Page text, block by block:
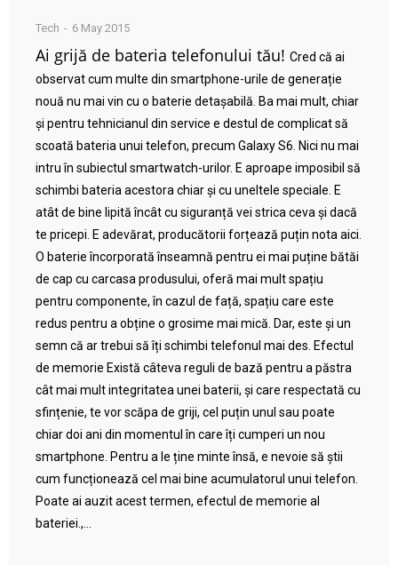
Tech 6 May 2015
Ai grijă de bateria telefonului tău! Cred că ai
observat cum multe din smartphone-urile de generație
nouă nu mai vin cu o baterie detașabilă. Ba mai mult, chiar
și pentru tehnicianul din service e destul de complicat să
scoată bateria unui telefon, precum Galaxy S6. Nici nu mai
intru în subiectul smartwatch-urilor. E aproape imposibil să
schimbi bateria acestora chiar și cu uneltele speciale. E
atât de bine lipită încât cu siguranță vei strica ceva și dacă
te pricepi. E adevărat, producătorii forțează puțin nota aici.
O baterie încorporată înseamnă pentru ei mai puține bătăi
de cap cu carcasa produsului, oferă mai mult spațiu
pentru componente, în cazul de față, spațiu care este
redus pentru a obține o grosime mai mică. Dar, este și un
semn că ar trebui să îți schimbi telefonul mai des. Efectul
de memorie Există câteva reguli de bază pentru a păstra
cât mai mult integritatea unei baterii, și care respectată cu
sfințenie, te vor scăpa de griji, cel puțin unul sau poate
chiar doi ani din momentul în care îți cumperi un nou
smartphone. Pentru a le ține minte însă, e nevoie să știi
cum funcționează cel mai bine acumulatorul unui telefon.
Poate ai auzit acest termen, efectul de memorie al
bateriei.,...